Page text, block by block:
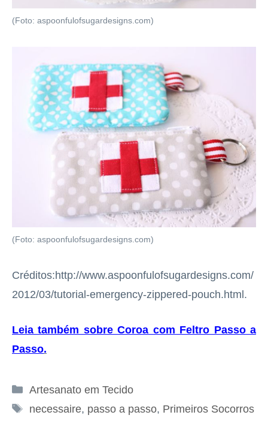
(Foto: aspoonfulofsugardesigns.com)
(Foto: aspoonfulofsugardesigns.com)
Créditos:http://www.aspoonfulofsugardesigns.com/
2012/03/tutorial-emergency-zippered-pouch.html.
Leia também sobre Coroa com Feltro Passo a
Passo.
Categorias
Artesanato em Tecido
Tags
necessaire, passo a passo, Primeiros Socorros